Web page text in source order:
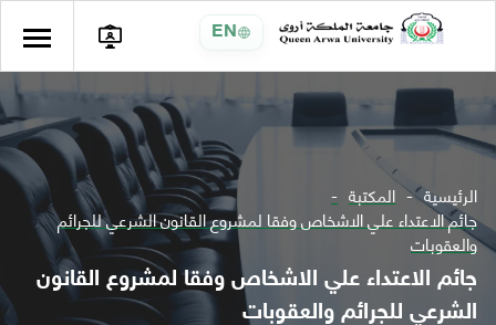
EN
الرئيسية المكتبة
جائم الاعتداء علي الاشخاص وفقا لمشروع القانون الشرعي للجرائم
والعقوبات
جائم الاعتداء علي الاشخاص وفقا لمشروع القانون
الشرعي للجرائم والعقوبات